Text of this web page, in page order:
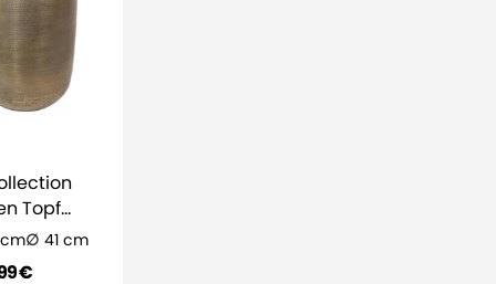
Topf
- Gold41 cm
€